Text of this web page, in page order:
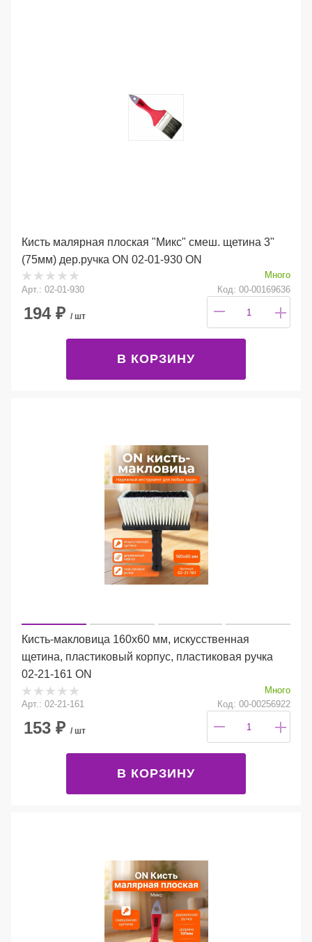
Кисть малярная плоская "Микс" смеш. щетина 3"
(75мм) дер.ручка ON 02-01-930 ON
Много
Арт.: 02-01-930
Код: 00-00169636
194₽ / шт
В КОРЗИНУ
Кисть-макловица 160х60 мм, искусственная
щетина, пластиковый корпус, пластиковая ручка
02-21-161 ON
Много
Арт.: 02-21-161
Код: 00-00256922
153 ₽ / шт
В КОРЗИНУ